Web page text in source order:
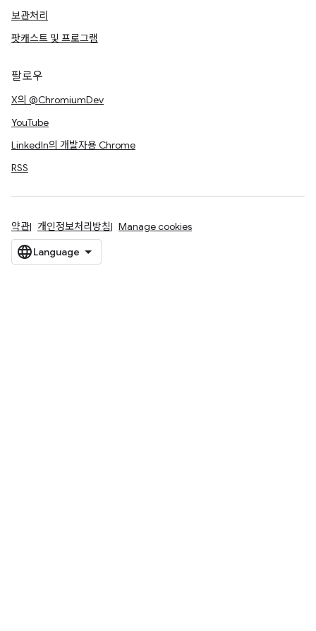
보관처리
팟캐스트 및 프로그램
팔로우
X의 @ChromiumDev
YouTube
LinkedIn의 개발자용 Chrome
RSS
약관 개인정보처리방침 Manage cookies